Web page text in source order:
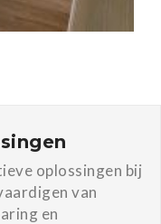
oplossingen bij
van
en